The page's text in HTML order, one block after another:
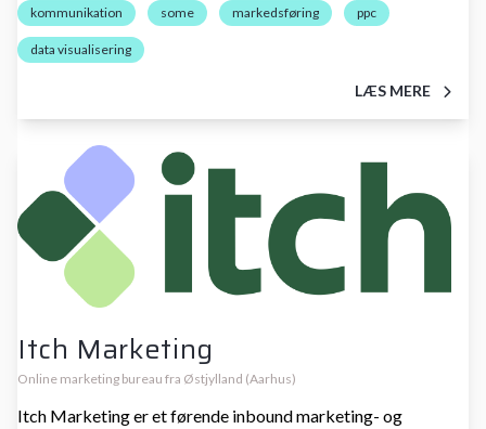
kommunikation some markedsføring ppc
data visualisering
LÆS MERE
Itch Marketing
Online marketing bureau fra Østjylland (Aarhus)
Itch Marketing er et førende inbound marketing- og